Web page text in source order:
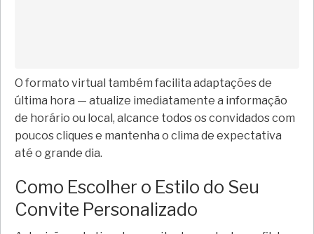
O formato virtual também facilita adaptações de
última hora — atualize imediatamente a informação
de horário ou local, alcance todos os convidados com
poucos cliques e mantenha o clima de expectativa
até o grande dia.
Como Escolher o Estilo do Seu
Convite Personalizado